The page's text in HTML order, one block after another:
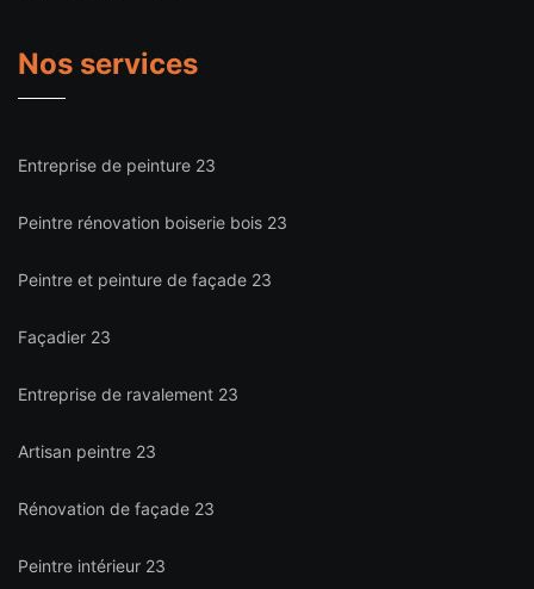
Nos services
Entreprise de peinture 23
Peintre rénovation boiserie bois 23
Peintre et peinture de façade 23
Façadier 23
Entreprise de ravalement 23
Artisan peintre 23
Rénovation de façade 23
Peintre intérieur 23